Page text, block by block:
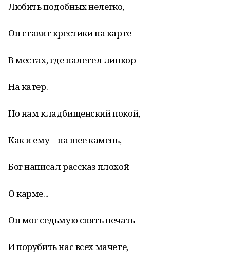
Любить подобных нелегко,
Он ставит крестики на карте
В местах, где налетел линкор
На катер.
Но нам кладбищенский покой,
Как и ему – на шее камень,
Бог написал рассказ плохой
О карме...
Он мог седьмую снять печать
И порубить нас всех мачете,